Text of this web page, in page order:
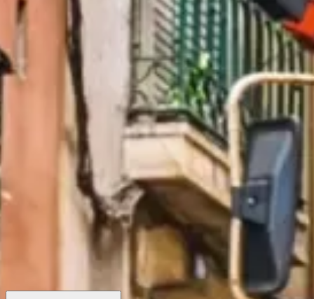
História Informações úteisFAQ
PT
Perguntas Frequentes sobre o Cartão Turístico
Tudo o que precisa de saber sobre cobertura, validade, dicas práticas
e casos especiais ao usar o cartão em Lisboa.